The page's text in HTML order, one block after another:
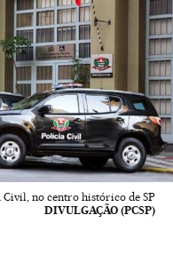
no centro histórico de SP
DIVULGAÇÃO (PCSP)